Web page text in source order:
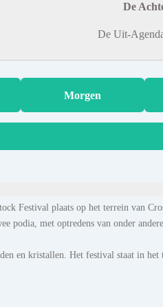
De
De Uit-
Morgen
Festival plaats op het terrein van
podia, met optredens van onder
en kristallen. Het festival staat in